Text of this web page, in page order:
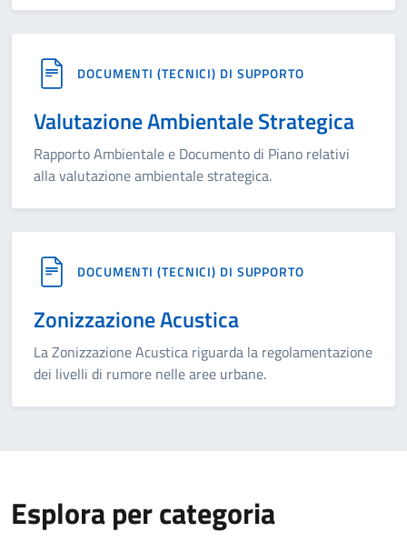
DOCUMENTI (TECNICI) DI SUPPORTO
Valutazione Ambientale Strategica
Rapporto Ambientale e Documento di Piano relativi
alla valutazione ambientale strategica.
DOCUMENTI (TECNICI) DI SUPPORTO
Zonizzazione Acustica
La Zonizzazione Acustica riguarda la regolamentazione
dei livelli di rumore nelle aree urbane.
Esplora per categoria